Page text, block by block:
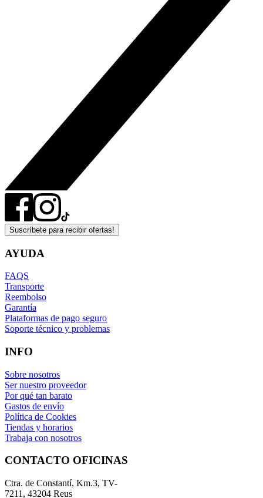
Suscríbete para recibir ofertas!
AYUDA
FAQS
Transporte
Reembolso
Garantía
Plataformas de pago seguro
Soporte técnico y problemas
INFO
Sobre nosotros
Ser nuestro proveedor
Por qué tan barato
Gastos de envío
Política de Cookies
Tiendas y horarios
Trabaja con nosotros
CONTACTO OFICINAS
Ctra. de Constantí, Km.3, TV-
7211, 43204 Reus